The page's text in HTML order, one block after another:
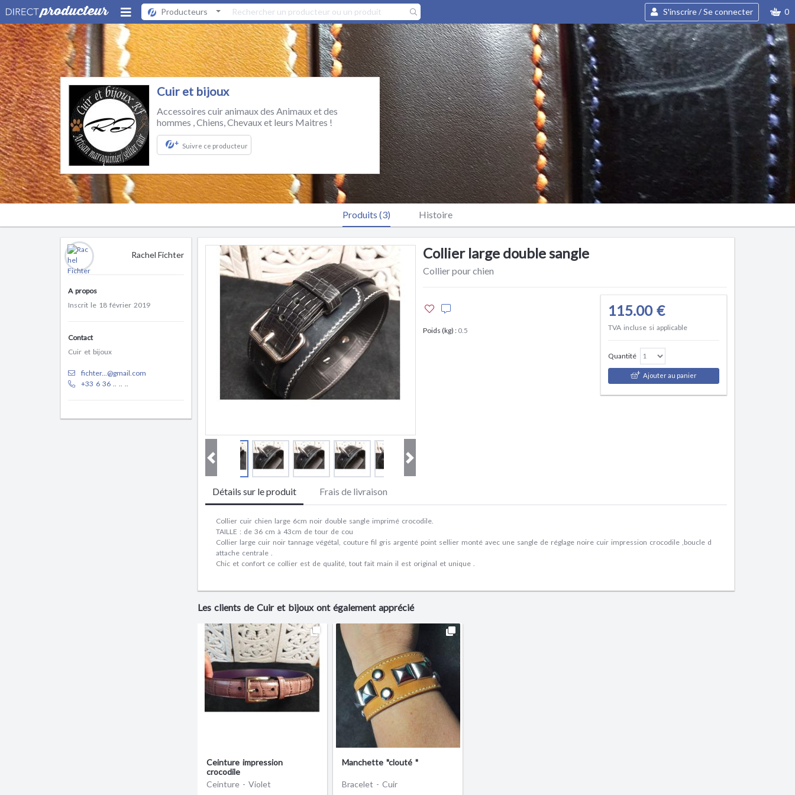
Producteurs S'inscrire / Se connecter 0
Cuir et bijoux
Accessoires cuir animaux des Animaux et des
hommes , Chiens, Chevaux et leurs Maitres !
+ Suivre ce producteur
Produits (3) Histoire
Rachel Fichter
A propos
Inscrit le 18 février 2019
Contact
Cuir et bijoux
fichter...@gmail.com
+33 6 36 .. .. ..
Collier large double sangle
Collier pour chien
Poids (kg) : 0.5
115.00 €
TVA incluse si applicable
Quantité
Ajouter au panier
Détails sur le produit Frais de livraison
Collier cuir chien large 6cm noir double sangle imprimé crocodile.
TAILLE : de 36 cm à 43cm de tour de cou
Collier large cuir noir tannage végétal, couture fil gris argenté point sellier monté avec une sangle de réglage noire cuir impression crocodile ,boucle d
attache centrale .
Chic et confort ce collier est de qualité, tout fait main il est original et unique .
Les clients de Cuir et bijoux ont également apprécié
Ceinture impression
crocodile
Ceinture - Violet
Manchette "clouté "
Bracelet - Cuir